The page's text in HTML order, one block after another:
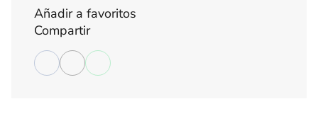
Añadir a favoritos
Compartir